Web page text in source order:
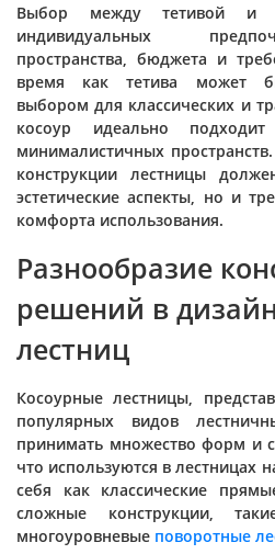
Выбор между тетивой и
индивидуальных
пространства, бюджета и
время как тетива может
выбором для классических и
косоур идеально
минималистичных
конструкции лестницы
эстетические аспекты, но и
комфорта использования.
Разнообразие
решений в
лестниц
Косоурные лестницы,
популярных видов
принимать множество форм и
что используются в лестницах
себя как классические
сложные конструкции,
многоуровневые поворотные